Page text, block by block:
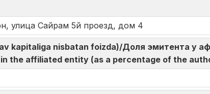
улица Сайрам 5й проезд, дом 4
kapitaliga nisbatan foizda)/Доля эмитента у
the affiliated entity (as a percentage of the